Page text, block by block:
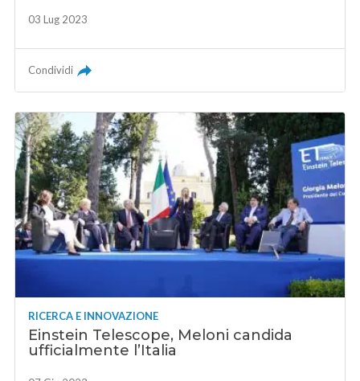
03 Lug 2023
Condividi
RICERCA E INNOVAZIONE
Einstein Telescope, Meloni candida
ufficialmente l’Italia